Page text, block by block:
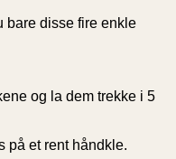
bare disse fire enkle
og la dem trekke i 5
på et rent håndkle.